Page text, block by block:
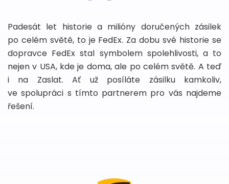
Padesát let historie a milióny doručených zásilek
po celém světě, to je FedEx. Za dobu své historie se
dopravce FedEx stal symbolem spolehlivosti, a to
nejen v USA, kde je doma, ale po celém světě. A teď
i na Zaslat. Ať už posíláte zásilku kamkoliv,
ve spolupráci s tímto partnerem pro vás najdeme
řešení.